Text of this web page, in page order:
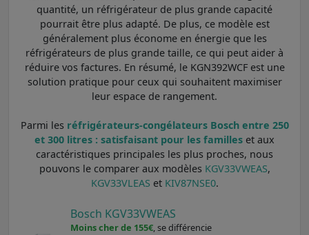
quantité, un réfrigérateur de plus grande capacité
pourrait être plus adapté. De plus, ce modèle est
généralement plus économe en énergie que les
réfrigérateurs de plus grande taille, ce qui peut aider à
réduire vos factures. En résumé, le KGN392WCF est une
solution pratique pour ceux qui souhaitent maximiser
leur espace de rangement.
Parmi les réfrigérateurs-congélateurs Bosch entre 250
et 300 litres : satisfaisant pour les familles et aux
caractéristiques principales les plus proches, nous
pouvons le comparer aux modèles KGV33VWEAS,
KGV33VLEAS et KIV87NSE0.
Bosch KGV33VWEAS
Moins cher de 155€, se différencie